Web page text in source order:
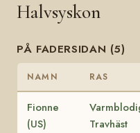
Halvsyskon
PÅ FADERSIDAN (5)
NAMN RAS
Fionne
(US)
Travhäst